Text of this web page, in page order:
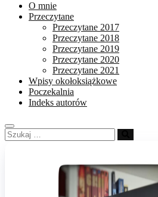
O mnie
Przeczytane
Przeczytane 2017
Przeczytane 2018
Przeczytane 2019
Przeczytane 2020
Przeczytane 2021
Wpisy okołoksiążkowe
Poczekalnia
Indeks autorów
Szukaj
…